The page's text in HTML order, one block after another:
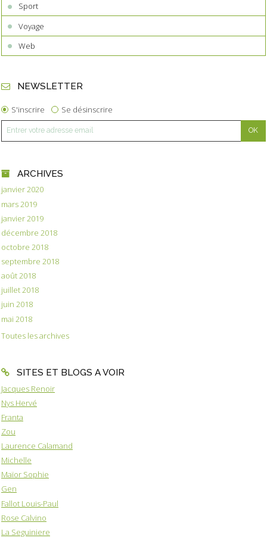
Sport
Voyage
Web
NEWSLETTER
S'inscrire Se désinscrire
ARCHIVES
janvier 2020
mars 2019
janvier 2019
décembre 2018
octobre 2018
septembre 2018
août 2018
juillet 2018
juin 2018
mai 2018
Toutes les archives
SITES ET BLOGS A VOIR
Jacques Renoir
Nys Hervé
Franta
Zou
Laurence Calamand
Michelle
Maïor Sophie
Gen
Fallot Louis-Paul
Rose Calvino
La Seguiniere